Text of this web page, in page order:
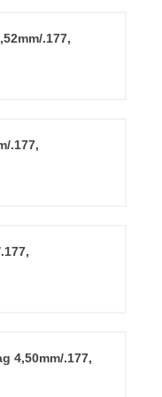
.177,
.177,
4,50mm/.177,